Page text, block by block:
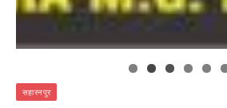
सहारनपुर